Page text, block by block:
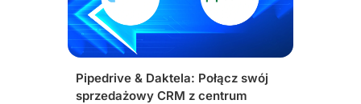
Pipedrive & Daktela: Połącz swój
sprzedażowy CRM z centrum